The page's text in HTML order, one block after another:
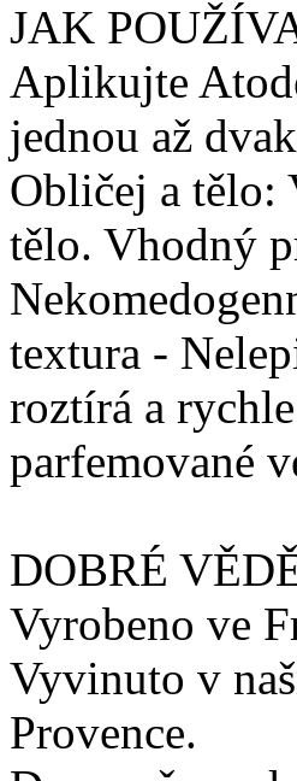
JAK
Aplikujte
jednou až
Obličej a tělo:
tělo. Vhodný
textura -
roztírá a
parfemované
DOBRÉ
Vyrobeno ve
Vyvinuto v
Provence.